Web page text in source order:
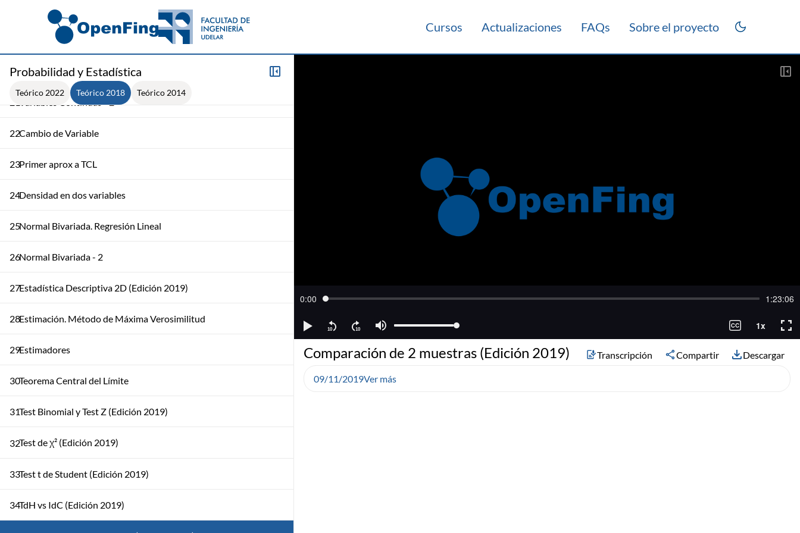
Cursos Actualizaciones FAQs Sobre el proyecto
Probabilidad y Estadística
Teórico 2022 Teórico 2018 Teórico 2014
Test de Significancia
Test de Significancia. Ejemplos
20Variables Continuas
Variables Continuas - 2
22Cambio de Variable
23Primer aprox a TCL
24Densidad en dos variables
25Normal Bivariada. Regresión Lineal
26Normal Bivariada - 2
27Estadística Descriptiva 2D (Edición 2019)
28Estimación. Método de Máxima Verosimilitud
29Estimadores
30Teorema Central del Límite
31Test Binomial y Test Z (Edición 2019)
32Test de χ² (Edición 2019)
33Test t de Student (Edición 2019)
34TdH vs IdC (Edición 2019)
Comparación de 2 muestras (Edición 2019) Transcripción Compartir Descargar
09/11/2019Ver más